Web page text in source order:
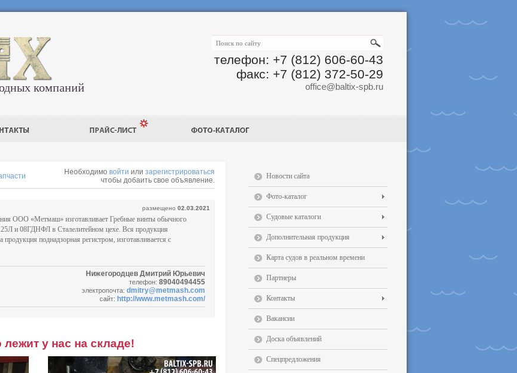
телефон: +7 (812) 606-60-43
факс: +7 (812) 372-50-29
office@baltix-spb.ru
компаний
Необходимо войти или зарегистрироваться
чтобы добаить свое объявление.
размещено 02.03.2021
ООО «Метмаш» изготавливает Гребные винты обычного
и 08ГДНФЛ в Сталелитейном цехе. Вся продукция
поднадзорная регистром, изготавливается с
Нижегородцев Дмитрий Юрьевич
телефон: 89040494455
электропочта: dmitry@metmash.com
сайт: http://www.metmash.com/
у нас на складе!
Новости сайта
Фото-каталог
Судовые каталоги
Дополнительная продукция
Карта судов в реальном времени
Партнеры
Контакты
Вакансии
Доска объявлений
Спецпредложения